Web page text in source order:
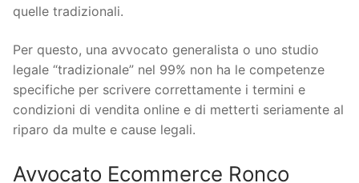
quelle tradizionali.
Per questo, una avvocato generalista o uno studio
legale “tradizionale” nel 99% non ha le competenze
specifiche per scrivere correttamente i termini e
condizioni di vendita online e di metterti seriamente al
riparo da multe e cause legali.
Avvocato Ecommerce Ronco